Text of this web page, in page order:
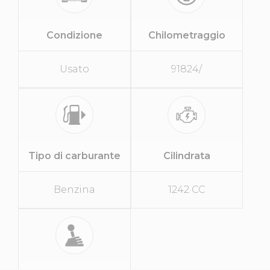
Condizione
Usato
Chilometraggio
91824/
Tipo di carburante
Benzina
Cilindrata
1242 CC